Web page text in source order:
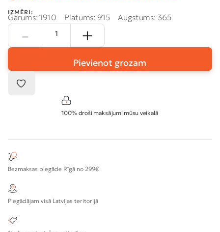
IZMĒRI:
Garums: 1910 Platums: 915 Augstums: 365
Pievienot grozam
100% droši maksājumi mūsu veikalā
Bezmaksas piegāde Rīgā no 299€
Piegādājam visā Latvijas teritorijā